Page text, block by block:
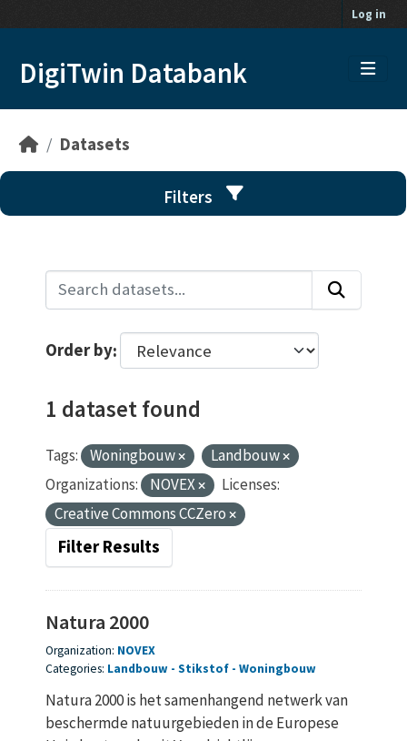
Log in
DigiTwin Databank
Datasets
Filters
Order by
1 dataset found
Tags: Woningbouw
Landbouw
Organizations:
NOVEX
Licenses:
Creative Commons CCZero
Filter Results
Natura 2000
Organization: NOVEX
Categories: Landbouw Stikstof Woningbouw
Natura 2000 is het samenhangend netwerk van
beschermde natuurgebieden in de Europese